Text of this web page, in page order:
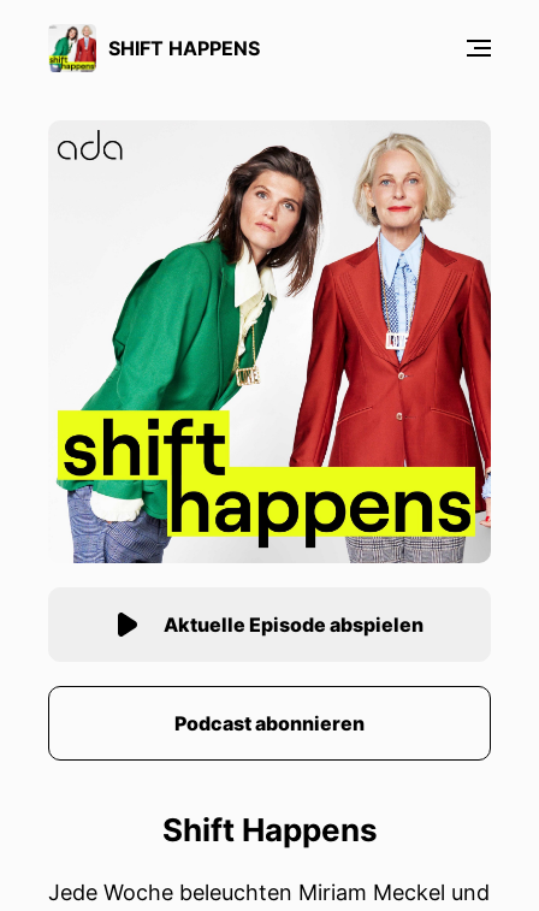
SHIFT HAPPENS
Shift Happens
Jede Woche beleuchten Miriam Meckel und
Aktuelle Episode abspielen
Podcast abonnieren